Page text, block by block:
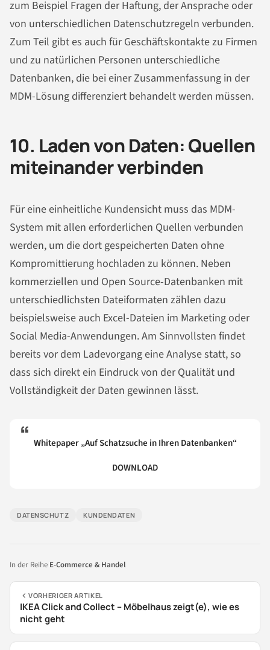
zum Beispiel Fragen der Haftung, der Ansprache oder
von unterschiedlichen Datenschutzregeln verbunden.
Zum Teil gibt es auch für Geschäftskontakte zu Firmen
und zu natürlichen Personen unterschiedliche
Datenbanken, die bei einer Zusammenfassung in der
MDM-Lösung differenziert behandelt werden müssen.
10. Laden von Daten: Quellen
miteinander verbinden
Für eine einheitliche Kundensicht muss das MDM-
System mit allen erforderlichen Quellen verbunden
werden, um die dort gespeicherten Daten ohne
Kompromittierung hochladen zu können. Neben
kommerziellen und Open Source-Datenbanken mit
unterschiedlichsten Dateiformaten zählen dazu
beispielsweise auch Excel-Dateien im Marketing oder
Social Media-Anwendungen. Am Sinnvollsten findet
bereits vor dem Ladevorgang eine Analyse statt, so
dass sich direkt ein Eindruck von der Qualität und
Vollständigkeit der Daten gewinnen lässt.
Whitepaper „Auf Schatzsuche in Ihren Datenbanken“
DOWNLOAD
DATENSCHUTZ KUNDENDATEN
In der Reihe E-Commerce & Handel
VORHERIGER ARTIKEL
IKEA Click and Collect – Möbelhaus zeigt(e), wie es
nicht geht